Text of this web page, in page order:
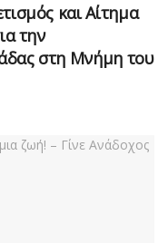
και Αίτημα
την
στη Μνήμη του